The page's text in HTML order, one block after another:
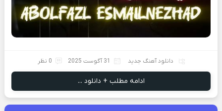
دانلود آهنگ جدید 31 آگوست 2025 0 نظر
ادامه مطلب + دانلود ...